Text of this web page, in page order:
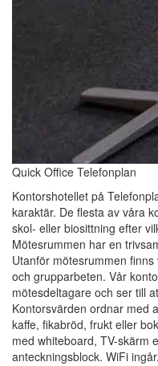
Quick Office Telefonplan
Kontorshotellet på
karaktär. De flesta av våra
skol- eller biosittning efter
Mötesrummen har en
Utanför mötesrummen
och grupparbeten. Vår
mötesdeltagare och ser till
Kontorsvärden ordnar med
kaffe, fikabröd, frukt eller
med whiteboard, TV-skärm
anteckningsblock. WiFi ingår.